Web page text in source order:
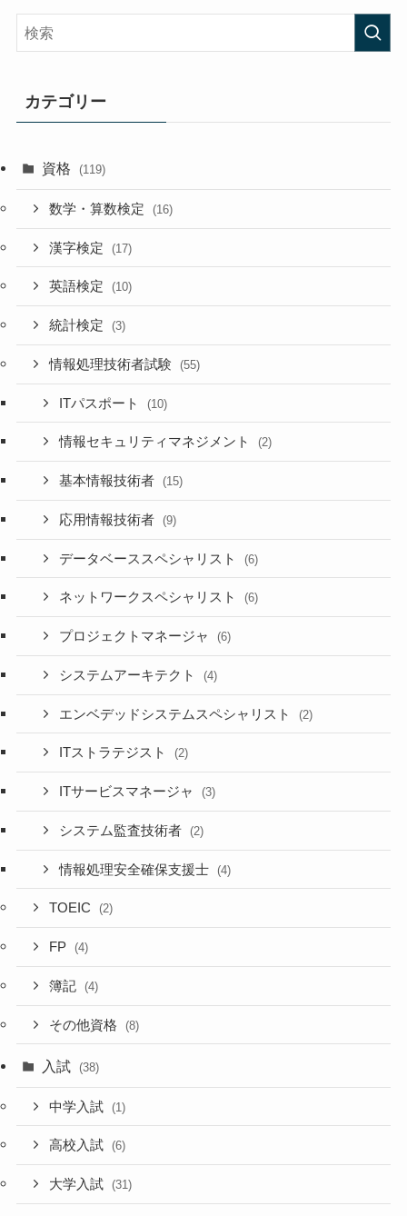
カテゴリー
資格 (119)
数学・算数検定 (16)
漢字検定 (17)
英語検定 (10)
統計検定 (3)
情報処理技術者試験 (55)
ITパスポート (10)
情報セキュリティマネジメント (2)
基本情報技術者 (15)
応用情報技術者 (9)
データベーススペシャリスト (6)
ネットワークスペシャリスト (6)
プロジェクトマネージャ (6)
システムアーキテクト (4)
エンベデッドシステムスペシャリスト (2)
ITストラテジスト (2)
ITサービスマネージャ (3)
システム監査技術者 (2)
情報処理安全確保支援士 (4)
TOEIC (2)
FP (4)
簿記 (4)
その他資格 (8)
入試 (38)
中学入試 (1)
高校入試 (6)
大学入試 (31)